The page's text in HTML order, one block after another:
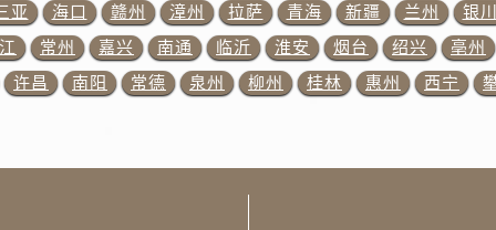
中心（需提前预约）
心（需提前预约）
中心（需提前预约）
亚
海口 赣州 漳州 拉萨 青海 新疆 兰州
银
常州 嘉兴 南通 临沂 淮安 烟台 绍兴
亳州
许昌
南阳 常德 泉州 柳州 桂林 惠州 西宁